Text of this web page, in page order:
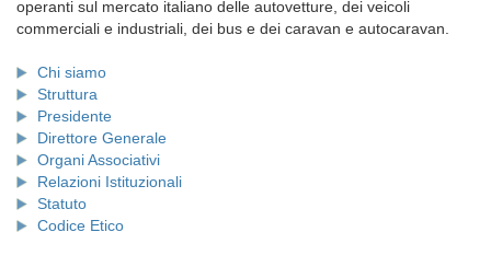
operanti sul mercato italiano delle autovetture, dei veicoli
commerciali e industriali, dei bus e dei caravan e autocaravan.
Chi siamo
Struttura
Presidente
Direttore Generale
Organi Associativi
Relazioni Istituzionali
Statuto
Codice Etico